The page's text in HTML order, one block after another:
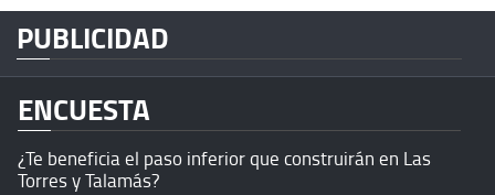
PUBLICIDAD
ENCUESTA
¿Te beneficia el paso inferior que construirán en Las
Torres y Talamás?